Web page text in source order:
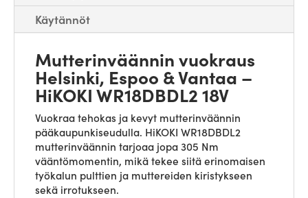
Käytännöt
Mutterinväännin vuokraus
Helsinki, Espoo & Vantaa –
HiKOKI WR18DBDL2 18V
Vuokraa tehokas ja kevyt mutterinväännin
pääkaupunkiseudulla. HiKOKI WR18DBDL2
mutterinväännin tarjoaa jopa 305 Nm
vääntömomentin, mikä tekee siitä erinomaisen
työkalun pulttien ja muttereiden kiristykseen
sekä irrotukseen.